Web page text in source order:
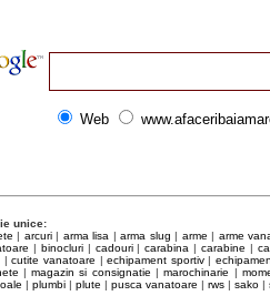
Web
unice:
| arcuri| arma lisa |arma slug | arme | arme
| binocluri| cadouri|carabina |carabine |
|cutite vanatoare |echipament sportiv|
|magazin si consignatie |marochinarie |
| plumbi | plute | pusca vanatoare | rws | sako |